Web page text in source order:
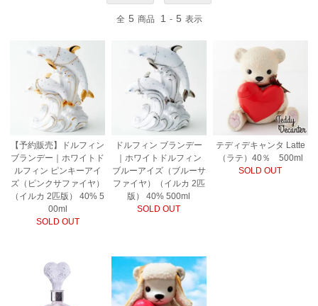
全 5 商品 1 - 5 表示
【予約販売】ドルフィン
ブランデー｜ホワイトド
ルフィン ピンキーアイ
ズ（ピンクサファイヤ）
（イルカ 2匹版） 40% 5
00ml
SOLD OUT
ドルフィン ブランデー
｜ホワイトドルフィン
ブルーアイズ（ブルーサ
ファイヤ）（イルカ 2匹
版） 40% 500ml
SOLD OUT
テディデキャンタ Latte
（ラテ）40％ 500ml
SOLD OUT